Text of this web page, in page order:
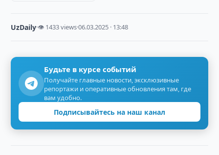
UzDaily·👁 1433 views·06.03.2025 · 13:48
Будьте в курсе событий
Получайте главные новости, эксклюзивные
репортажи и оперативные обновления там, где
вам удобно.
Подписывайтесь на наш канал